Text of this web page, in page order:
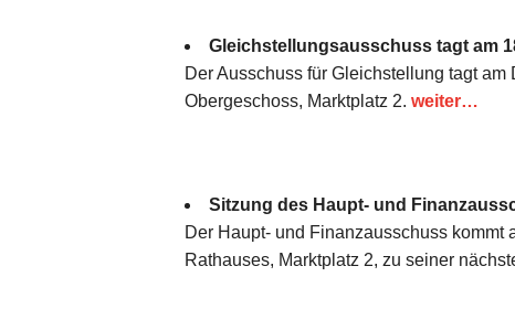
Gleichstellungsausschuss tagt am
Der Ausschuss für Gleichstellung tagt
Obergeschoss, Marktplatz 2. weiter…
Sitzung des Haupt- und
Der Haupt- und Finanzausschuss kommt
Rathauses, Marktplatz 2, zu seiner